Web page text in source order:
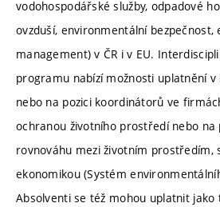
vodohospodářské služby, odpadové
ovzduší, environmentální bezpečnost,
management) v ČR i v EU.
programu nabízí možnosti uplatnění v
nebo na pozici koordinátorů ve
ochranou životního prostředí nebo na
rovnováhu mezi životním prostředím,
ekonomikou (Systém
Absolventi se též mohou uplatnit